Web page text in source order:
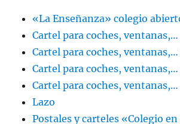
«La Enseñanza» colegio
Cartel para coches, ventanas,…
Cartel para coches, ventanas,…
Cartel para coches, ventanas,…
Cartel para coches, ventanas,…
Lazo
Postales y carteles «Colegio